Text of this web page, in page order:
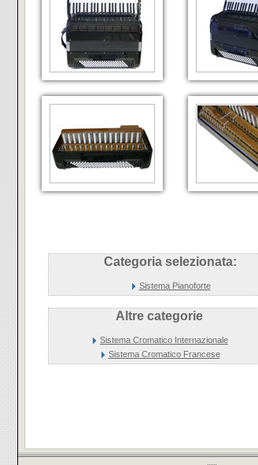
Categoria selezionata:
Sistema Pianoforte
Altre categorie
Sistema Cromatico Internazionale
Sistema Cromatico Francese